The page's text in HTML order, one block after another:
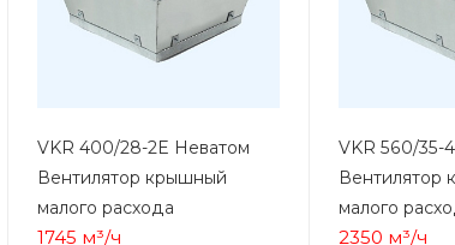
VKR 400/28-2E Неватом
Вентилятор крышный
малого расхода
1745 м³/ч
VKR 560/35-
Вентилятор
малого
2350 м³/ч